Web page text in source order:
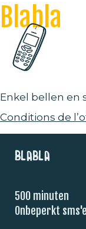
Blabla
Enkel bellen en
Conditions de
Blabla
500 minuten
Onbeperkt